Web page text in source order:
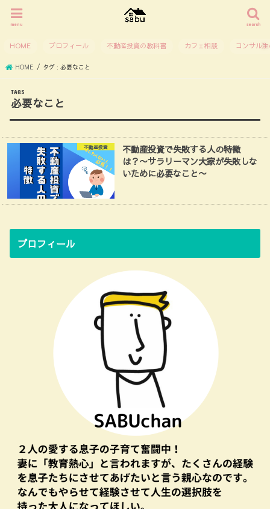
search
menu
HOME プロフィール 不動産投資の教科書 カフェ相談 コンサル
HOME タグ : 必要なこと
必要なこと
不動産投資
不動産投資で失敗する人の特徴
は？〜サラリーマン大家が失敗しな
いために必要なこと〜
プロフィール